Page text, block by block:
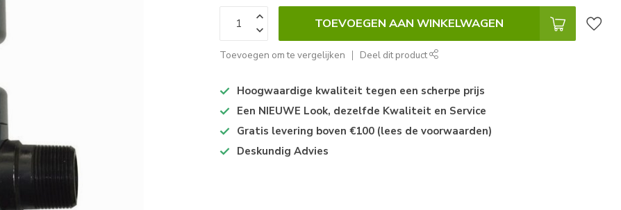
TOEVOEGEN AAN WINKELWAGEN
Toevoegen om te vergelijken Deel dit product
Hoogwaardige kwaliteit tegen een scherpe prijs
Een NIEUWE Look, dezelfde Kwaliteit en Service
Gratis levering boven €100 (lees de voorwaarden)
Deskundig Advies